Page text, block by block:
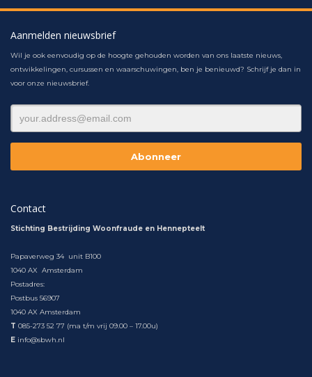
Aanmelden nieuwsbrief
Wil je ook eenvoudig op de hoogte gehouden worden van ons laatste nieuws,
ontwikkelingen, cursussen en waarschuwingen, ben je benieuwd? Schrijf je dan in
voor onze nieuwsbrief.
Contact
Stichting Bestrijding Woonfraude en Hennepteelt
Papaverweg 34 unit B100
1040 AX Amsterdam
Postadres:
Postbus 56907
1040 AX Amsterdam
T 085-273 52 77 (ma t/m vrij 09.00 – 17.00u)
E info@sbwh.nl